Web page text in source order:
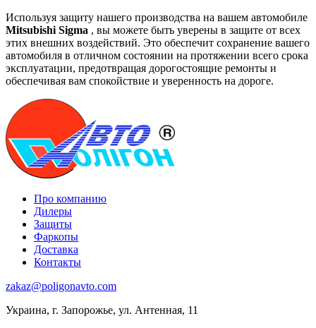
Используя защиту нашего производства на вашем автомобиле
Mitsubishi Sigma , вы можете быть уверены в защите от всех
этих внешних воздействий. Это обеспечит сохранение вашего
автомобиля в отличном состоянии на протяжении всего срока
эксплуатации, предотвращая дорогостоящие ремонты и
обеспечивая вам спокойствие и уверенность на дороге.
Про компанию
Дилеры
Защиты
Фаркопы
Доставка
Контакты
zakaz@poligonavto.com
Украина, г. Запорожье, ул. Антенная, 11